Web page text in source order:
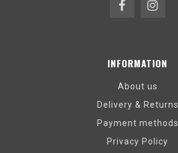
INFORMATION
About us
Delivery & Returns
Payment methods
Privacy Policy